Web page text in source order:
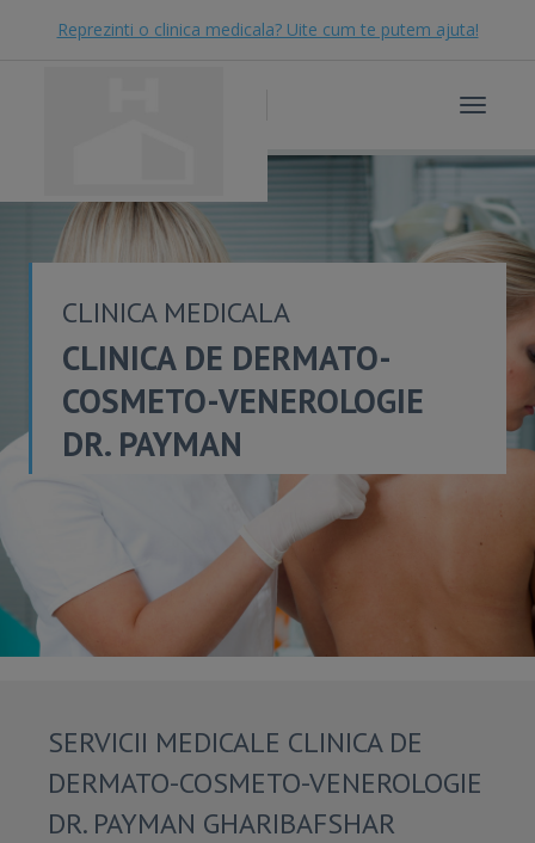
Reprezinti o clinica medicala? Uite cum te putem ajuta!
Toggle
CLINICA MEDICALA
CLINICA DE DERMATO-
COSMETO-VENEROLOGIE
DR. PAYMAN
GHARIBAFSHAR
SERVICII MEDICALE CLINICA DE
DERMATO-COSMETO-VENEROLOGIE
DR. PAYMAN GHARIBAFSHAR